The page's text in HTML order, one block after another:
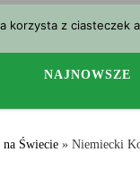
NAJNOWSZE
Świecie » Niemiecki
korzysta z ciasteczek